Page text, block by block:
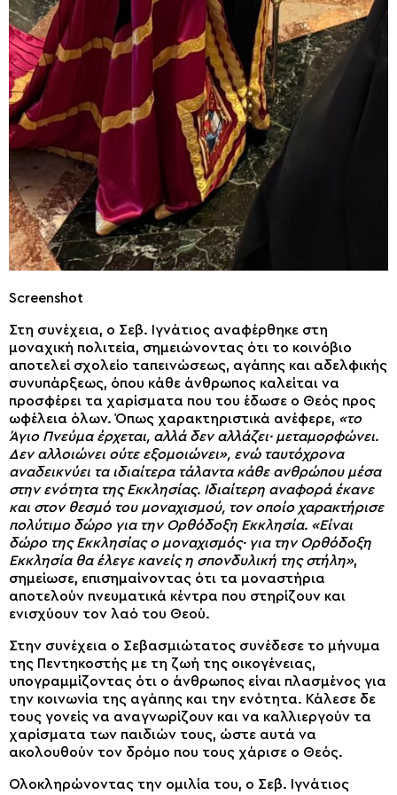
Screenshot
Στη συνέχεια, ο Σεβ. Ιγνάτιος αναφέρθηκε στη
μοναχική πολιτεία, σημειώνοντας ότι το κοινόβιο
αποτελεί σχολείο ταπεινώσεως, αγάπης και αδελφικής
συνυπάρξεως, όπου κάθε άνθρωπος καλείται να
προσφέρει τα χαρίσματα που του έδωσε ο Θεός προς
ωφέλεια όλων. Όπως χαρακτηριστικά ανέφερε, «το
Άγιο Πνεύμα έρχεται, αλλά δεν αλλάζει· μεταμορφώνει.
Δεν αλλοιώνει ούτε εξομοιώνει», ενώ ταυτόχρονα
αναδεικνύει τα ιδιαίτερα τάλαντα κάθε ανθρώπου μέσα
στην ενότητα της Εκκλησίας. Ιδιαίτερη αναφορά έκανε
και στον θεσμό του μοναχισμού, τον οποίο χαρακτήρισε
πολύτιμο δώρο για την Ορθόδοξη Εκκλησία. «Είναι
δώρο της Εκκλησίας ο μοναχισμός· για την Ορθόδοξη
Εκκλησία θα έλεγε κανείς η σπονδυλική της στήλη»,
σημείωσε, επισημαίνοντας ότι τα μοναστήρια
αποτελούν πνευματικά κέντρα που στηρίζουν και
ενισχύουν τον λαό του Θεού.
Στην συνέχεια ο Σεβασμιώτατος συνέδεσε το μήνυμα
της Πεντηκοστής με τη ζωή της οικογένειας,
υπογραμμίζοντας ότι ο άνθρωπος είναι πλασμένος για
την κοινωνία της αγάπης και την ενότητα. Κάλεσε δε
τους γονείς να αναγνωρίζουν και να καλλιεργούν τα
χαρίσματα των παιδιών τους, ώστε αυτά να
ακολουθούν τον δρόμο που τους χάρισε ο Θεός.
Ολοκληρώνοντας την ομιλία του, ο Σεβ. Ιγνάτιος